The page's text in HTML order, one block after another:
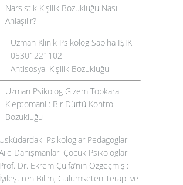
Narsistik Kişilik Bozukluğu Nasıl
Anlaşılır?
Uzman Klinik Psikolog Sabiha IŞIK
05301221102
Antisosyal Kişilik Bozukluğu
Uzman Psikolog Gizem Topkara
Kleptomani : Bir Dürtü Kontrol
Bozukluğu
Üsküdardaki Psikologlar Pedagoglar
Danışmanları Çocuk Psikologlarıi
Prof. Dr. Ekrem Çulfa’nın Özgeçmişi:
İyileştiren Bilim, Gülümseten Terapi ve